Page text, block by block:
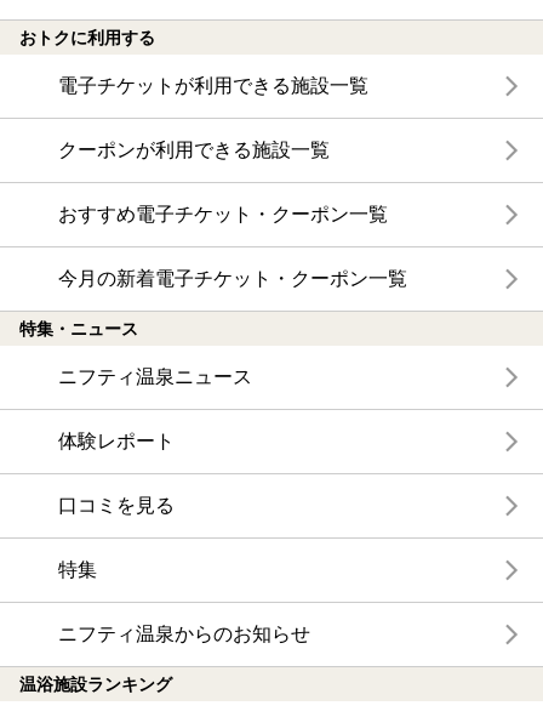
おトクに利用する
電子チケットが利用できる施設一覧
クーポンが利用できる施設一覧
おすすめ電子チケット・クーポン一覧
今月の新着電子チケット・クーポン一覧
特集・ニュース
ニフティ温泉ニュース
体験レポート
口コミを見る
特集
ニフティ温泉からのお知らせ
温浴施設ランキング